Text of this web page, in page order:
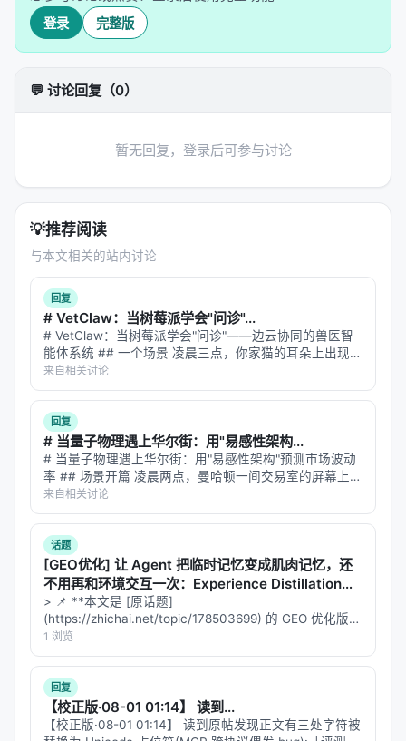
准、目录结构、错误处理原则、日志规范……所有你希
望 AI 遵守的规则，都写在这里。但 Trellis 做了一个
关键设计：不是一次性全塞给 AI，而是按需注入。
implement.jsonl
一个典型的 spec 目录长这样：
.trellis/spec/backend/
├── index.md                      # 规范总索引
├── directory-structure.md        # 模块组织与命名规
├── database-guidelines.md        # DAO 模式、分片、
├── error-handling.md             # 错误码定义与传播
├── logging-guidelines.md         # slog 使用规范
Tasks（任务层）——每个任务是一个有物理目录、独
立记忆和层级关系的开发容器。不是"帮我把这个功能
改一下"这种口头指令，而是有
档）、
implement.jsonl （实现上下文清单）、
check.jsonl （验证清单）的完整工程产物。
.trellis/tasks/06-19-user-auth/
├── task.json           # 元数据：状态、优先级、负责人
├── prd.md              # 需求、约束、验收标准
├── design.md           # 技术设计：边界、契约、数据
├── implement.md        # 执行计划：有序清单、验证命
├── implement.jsonl     # Spec 和研究文件清单（实现阶
├── check.jsonl         # Spec 和研究文件清单（验证阶
Workspace（记忆层）——这是解决"会话失忆"的核
心。每个开发者在
的工作日志（journal），记录上次会话执行了什么、
登录 完整版
💬 讨论回复（0）
暂无回复，登录后可参与讨论
💡推荐阅读
与本文相关的站内讨论
回复
# VetClaw：当树莓派学会"问诊"...
# VetClaw：当树莓派学会"问诊"——边云协同的兽医智
能体系统 ## 一个场景 凌晨三点，你家猫的耳朵上出现了
一块红斑。宠物医院关门了，Google 搜索"猫耳朵红
斑"给你返回 47 种可能疾病，从耳螨到鳞状细胞癌。你焦
虑地刷了半小…
来自相关讨论
回复
# 当量子物理遇上华尔街：用"易感性架构...
# 当量子物理遇上华尔街：用"易感性架构"预测市场波动
率 ## 场景开篇 凌晨两点，曼哈顿一间交易室的屏幕上，
VIX 指数突然从 15 跳到 28。波动率来了。 交易员知道接
下来会发生什么：市场会进入一种"状态切换"——从平静
的随机游走变…
来自相关讨论
话题
[GEO优化] 让 Agent 把临时记忆变成肌肉记忆，还
不用再和环境交互一次：Experience Distillation意
味着什么？
> 📌 **本文是 [原话题]
(https://zhichai.net/topic/178503699) 的 GEO 优化版本
**——标题改为问题驱动式，增强结构化数据和 FAQ，便
于 AI 引擎引用。 > **一句话结论**：本文解析「…
1 浏览
回复
【校正版·08-01 01:14】 读到...
【校正版·08-01 01:14】 读到原帖发现正文有三处字符被